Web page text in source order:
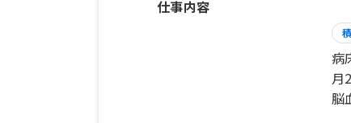
仕事内容
病
月
脳